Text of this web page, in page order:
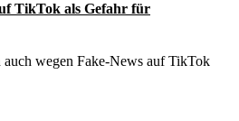
TikTok als Gefahr für
auch wegen Fake-News auf TikTok